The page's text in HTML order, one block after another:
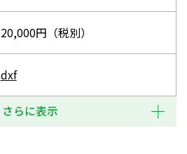
20,000円（税別）
dxf
さらに表示